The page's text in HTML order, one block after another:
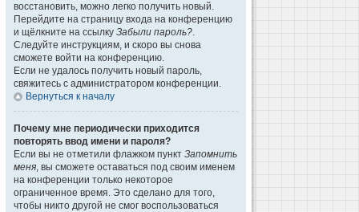
восстановить, можно легко получить новый.
Перейдите на страницу входа на конференцию
и щёлкните на ссылку Забыли пароль?.
Следуйте инструкциям, и скоро вы снова
сможете войти на конференцию.
Если не удалось получить новый пароль,
свяжитесь с администратором конференции.
Вернуться к началу
Почему мне периодически приходится
повторять ввод имени и пароля?
Если вы не отметили флажком пункт Запомнить
меня, вы сможете оставаться под своим именем
на конференции только некоторое
ограниченное время. Это сделано для того,
чтобы никто другой не смог воспользоваться